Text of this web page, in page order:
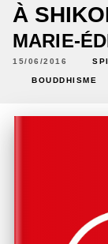
À
MARIE-
15/06/2016
BOUDDHISME